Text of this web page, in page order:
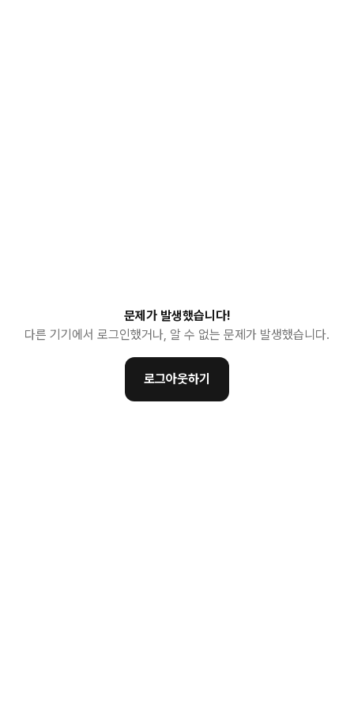
문제가 발생했습니다!
다른 기기에서 로그인했거나, 알 수 없는 문제가 발생했습니다.
로그아웃하기